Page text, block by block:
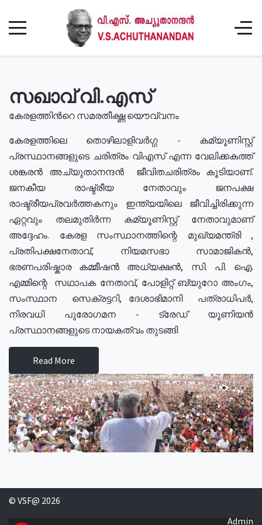
സഖാവ് വി.എസ്
കേരളത്തിൻറെ സമരതീക്ഷ്ണ യൌവ്വനം
കേരളത്തിലെ തൊഴിലാളിവർഗ്ഗ - കമ്യൂണിസ്റ്റ്
പ്രസ്ഥാനങ്ങളുടെ ചരിത്രം വിഎസ് എന്ന വേലിക്കകത്ത്
ശങ്കരൻ അച്യുതാനന്ദൻ ജീവിതചരിത്രം കൂടിയാണ്.
ജനകീയ രാഷ്ട്രീയ നേതാവും ജനപക്ഷ
രാഷ്ട്രീയപ്രവർത്തകനും ഇന്ത്യയിലെ ജീവിച്ചിരിക്കുന്ന
ഏറ്റവും തലമുതിർന്ന കമ്യൂണിസ്റ്റ് നേതാവുമാണ്
അദ്ദേഹം. കേരള സംസ്ഥാനത്തിന്റെ മുഖ്യമന്ത്രി ,
പ്രതിപക്ഷനേതാവ്, നിയമസഭാ സാമാജികൻ,
ഭരണപരിഷ്കാര കമ്മീഷൻ അധ്യക്ഷൻ, സി. പി. ഐ.
എമ്മിന്റെ സഥാപക നേതാവ്, പോളിറ്റ് ബ്യുറോ അംഗം,
സംസ്ഥാന സെക്രട്ടറി, ദേശാഭിമാനി പത്രാധിപർ,
നിരവധി പുരോഗമന - ട്രേഡ് യൂണിയൻ
പ്രസ്ഥാനങ്ങളുടെ നായകത്വം തുടങ്ങി
Read More
© VSF@ 2026
Admin